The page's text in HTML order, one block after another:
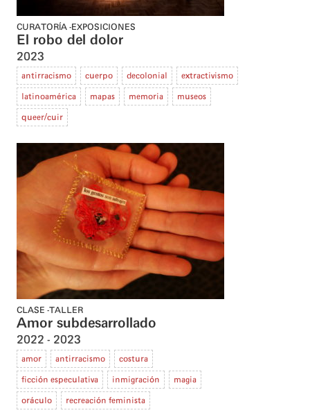
CURATORÍA EXPOSICIONES
El robo del dolor
2023
antirracismo cuerpo decolonial extractivismo
latinoamérica mapas memoria museos
queer/cuir
CLASE TALLER
Amor subdesarrollado
2022 2023
amor antirracismo costura
ficción especulativa inmigración magia
oráculo recreación feminista